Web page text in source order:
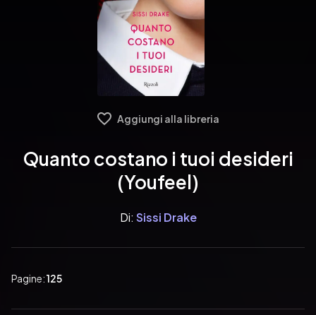
Aggiungi alla libreria
Quanto costano i tuoi desideri
(Youfeel)
Di: Sissi Drake
Pagine:125